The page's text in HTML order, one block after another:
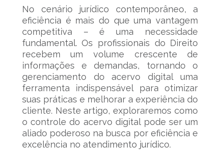
No cenário jurídico contemporâneo, a
eficiência é mais do que uma vantagem
competitiva – é uma necessidade
fundamental. Os profissionais do Direito
recebem um volume crescente de
informações e demandas, tornando o
gerenciamento do acervo digital uma
ferramenta indispensável para otimizar
suas práticas e melhorar a experiência do
cliente. Neste artigo, exploraremos como
o controle do acervo digital pode ser um
aliado poderoso na busca por eficiência e
excelência no atendimento jurídico.